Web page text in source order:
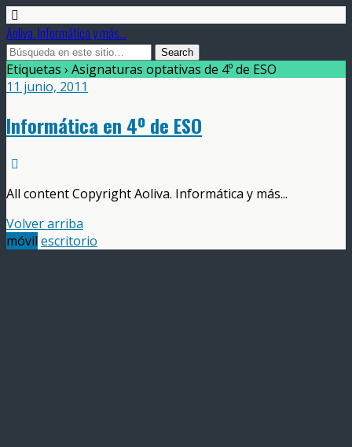
Aoliva. Informática y más...
Etiquetas › Asignaturas optativas de 4º de ESO
11 junio, 2011
Informática en 4º de ESO
All content Copyright Aoliva. Informática y más...
Volver arriba
móvil escritorio